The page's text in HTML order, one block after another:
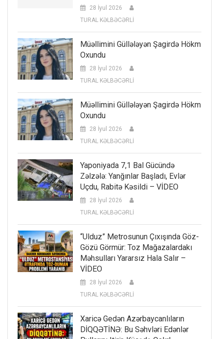
28 İyul 2026
TURAL KƏLBƏCƏRLİ
Müəllimini Güllələyən Şagirdə Hökm
Oxundu
28 İyul 2026
TURAL KƏLBƏCƏRLİ
Müəllimini Güllələyən Şagirdə Hökm
Oxundu
28 İyul 2026
TURAL KƏLBƏCƏRLİ
Yaponiyada 7,1 Bal Gücündə
Zəlzələ: Yanğınlar Başladı, Evlər
Uçdu, Rabitə Kəsildi – VİDEO
28 İyul 2026
TURAL KƏLBƏCƏRLİ
“Ulduz” Metrosunun Çıxışında Göz-
Gözü Görmür: Toz Mağazalardakı
Məhsulları Yararsız Hala Salır –
VİDEO
28 İyul 2026
TURAL KƏLBƏCƏRLİ
Xaricə Gedən Azərbaycanlıların
DİQQƏTİNƏ: Bu Səhvləri Edənlər